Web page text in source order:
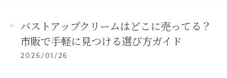
バストアップクリームはどこに売ってる？
市販で手軽に見つける選び方ガイド
2026/01/26